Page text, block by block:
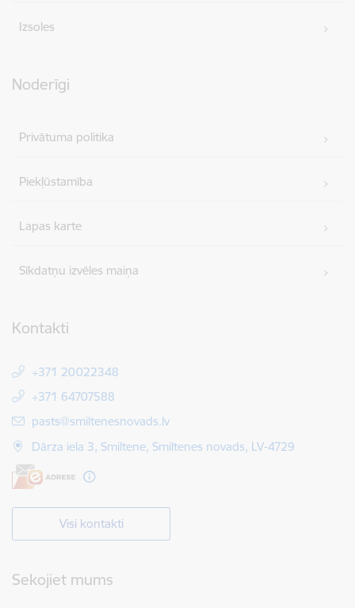
Izsoles
Noderīgi
Privātuma politika
Piekļūstamība
Lapas karte
Sīkdatņu izvēles maiņa
Kontakti
+371 20022348
+371 64707588
E-pasts:
pasts@smiltenesnovads.lv
Dārza iela 3, Smiltene, Smiltenes novads, LV-4729
Visi kontakti
Sekojiet mums